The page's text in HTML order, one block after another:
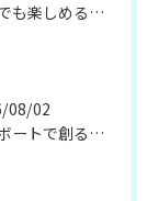
初めてでも楽しめるサップ体験の魅力と準備方法
08/02
バナナボートで創る忘れられない仲間との思い出